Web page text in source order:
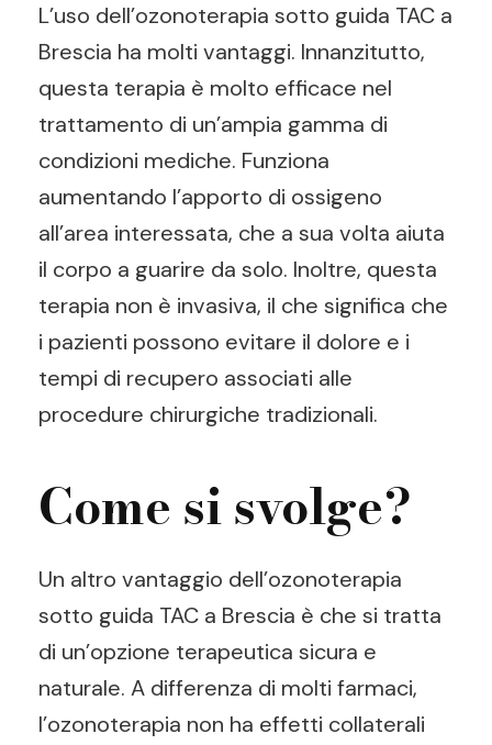
L’uso dell’ozonoterapia sotto guida TAC a
Brescia ha molti vantaggi. Innanzitutto,
questa terapia è molto efficace nel
trattamento di un’ampia gamma di
condizioni mediche. Funziona
aumentando l’apporto di ossigeno
all’area interessata, che a sua volta aiuta
il corpo a guarire da solo. Inoltre, questa
terapia non è invasiva, il che significa che
i pazienti possono evitare il dolore e i
tempi di recupero associati alle
procedure chirurgiche tradizionali.
Come si svolge?
Un altro vantaggio dell’ozonoterapia
sotto guida TAC a Brescia è che si tratta
di un’opzione terapeutica sicura e
naturale. A differenza di molti farmaci,
l’ozonoterapia non ha effetti collaterali